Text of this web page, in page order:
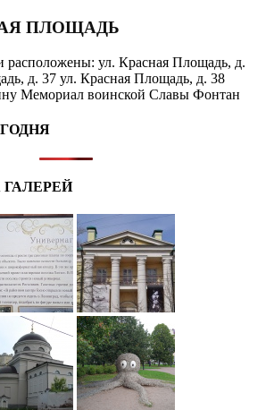
ПЛОЩАДЬ
ул. Красная Площадь, д.
д. 37 ул. Красная Площадь, д. 38
Мемориал воинской Славы Фонтан